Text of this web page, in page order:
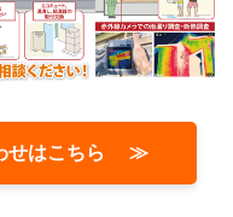
わせはこちら ≫